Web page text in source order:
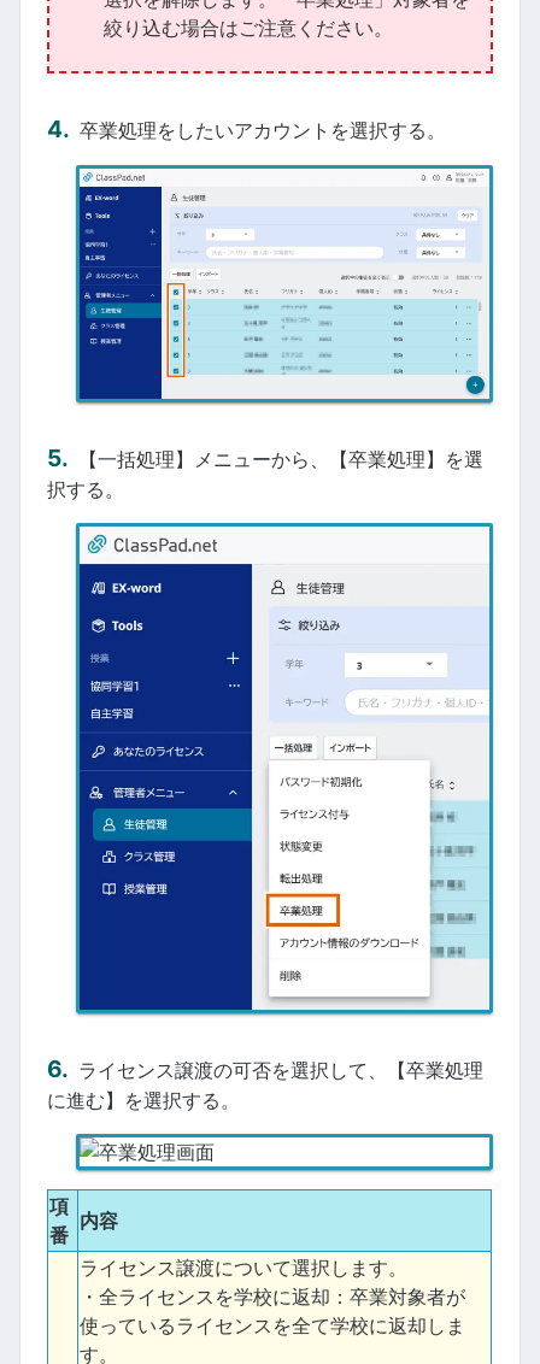
絞り込む場合はご注意ください。
卒業処理をしたいアカウントを選択する。
【一括処理】メニューから、【卒業処理】を選
択する。
ライセンス譲渡の可否を選択して、【卒業処理
に進む】を選択する。
項
番
内容
ライセンス譲渡について選択します。
・全ライセンスを学校に返却：卒業対象者が
使っているライセンスを全て学校に返却しま
す。